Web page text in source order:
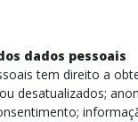
dados pessoais
tem direito a
desatualizados;